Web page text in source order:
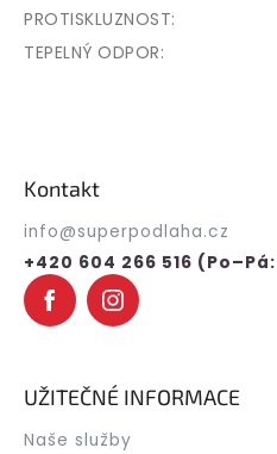
PROTISKLUZNOST:
TEPELNÝ ODPOR:
Kontakt
info@superpodlaha.cz
+420 604 266 516
UŽITEČNÉ INFORMACE
Naše služby